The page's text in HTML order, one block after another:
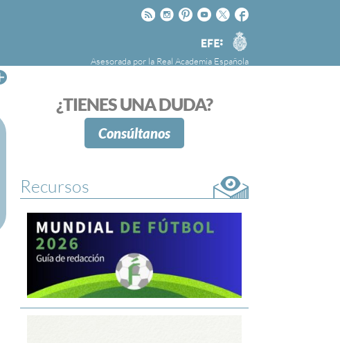
Facebook
Twitter
Youtube
Pinteres
Instagram
Rss
Agencia
EFE
Asesorada por la Real Academia Española
FundéuRAE es una fundación patrocinada por
la Agencia Efe y la Real Academia Española,
cuyo objetivo es colaborar con el buen uso del
¿TIENES UNA DUDA?
Consúltanos
Recursos